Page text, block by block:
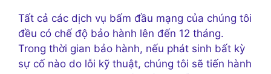
Tất cả các dịch vụ bấm đầu mạng của chúng tôi
đều có chế độ bảo hành lên đến 12 tháng.
Trong thời gian bảo hành, nếu phát sinh bất kỳ
sự cố nào do lỗi kỹ thuật, chúng tôi sẽ tiến hành